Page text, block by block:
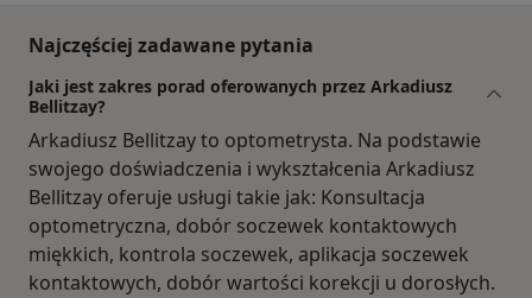
Najczęściej zadawane pytania
Jaki jest zakres porad oferowanych przez Arkadiusz
Bellitzay?
Arkadiusz Bellitzay to optometrysta. Na podstawie
swojego doświadczenia i wykształcenia Arkadiusz
Bellitzay oferuje usługi takie jak: Konsultacja
optometryczna, dobór soczewek kontaktowych
miękkich, kontrola soczewek, aplikacja soczewek
kontaktowych, dobór wartości korekcji u dorosłych.